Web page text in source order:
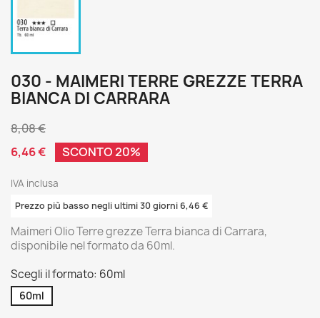
030 - MAIMERI TERRE GREZZE TERRA
BIANCA DI CARRARA
8,08 €
6,46 €
SCONTO 20%
IVA inclusa
Prezzo più basso negli ultimi 30 giorni 6,46 €
Maimeri Olio Terre grezze Terra bianca di Carrara,
disponibile nel formato da 60ml.
Scegli il formato: 60ml
60ml